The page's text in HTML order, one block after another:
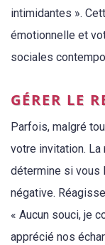
intimidantes ».
émotionnelle et
sociales
GÉRER LE
Parfois, malgré
votre invitation.
détermine si vous
négative.
« Aucun souci, je
apprécié nos